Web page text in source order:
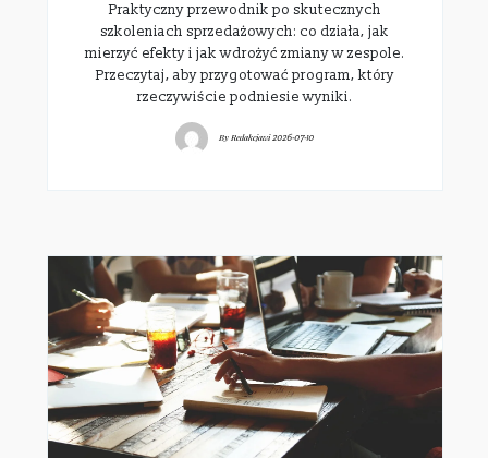
Praktyczny przewodnik po skutecznych
szkoleniach sprzedażowych: co działa, jak
mierzyć efekty i jak wdrożyć zmiany w zespole.
Przeczytaj, aby przygotować program, który
rzeczywiście podniesie wyniki.
ByRedakcjawi 2026-07-10